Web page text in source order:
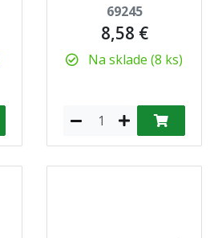
69245
8,58 €
Na sklade (8 ks)